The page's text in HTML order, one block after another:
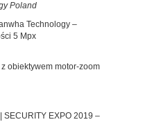
Poland
Technology –
5 Mpx
obiektywem motor-zoom
SECURITY EXPO 2019 –